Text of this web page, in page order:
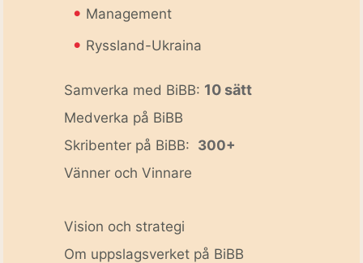
• Management
• Ryssland-Ukraina
Samverka med BiBB: 10 sätt
Medverka på BiBB
Skribenter på BiBB: 300+
Vänner och Vinnare
Vision och strategi
Om uppslagsverket på BiBB